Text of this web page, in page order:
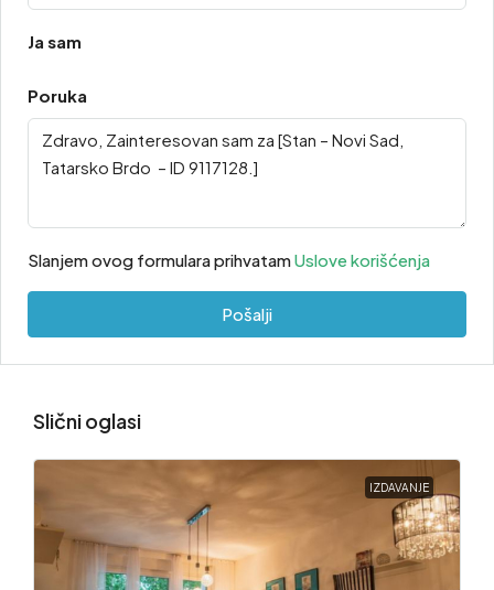
Ja sam
Poruka
Slanjem ovog formulara prihvatamUslove korišćenja
Pošalji
Slični oglasi
IZDAVANJE